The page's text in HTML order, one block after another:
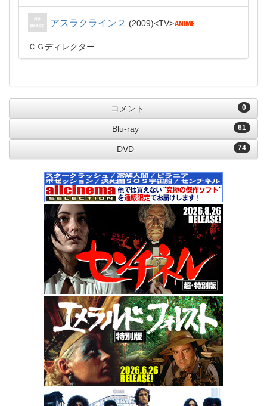
アスラクライン２ 2009 TV
ＣＧディレクター
0
コメント
61
Blu-ray
74
DVD